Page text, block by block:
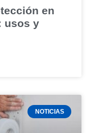
en
usos y
NOTICIAS